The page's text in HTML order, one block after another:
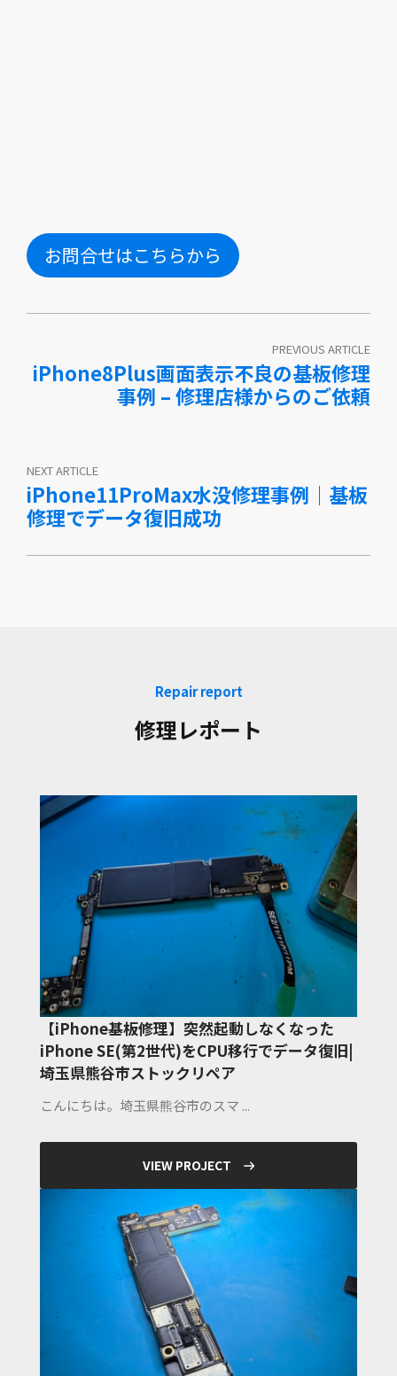
お問合せはこちらから
PREVIOUS ARTICLE
iPhone8Plus画面表示不良の基板修理
事例 – 修理店様からのご依頼
NEXT ARTICLE
iPhone11ProMax水没修理事例｜基板
修理でデータ復旧成功
Repair report
修理レポート
【iPhone基板修理】突然起動しなくなった
iPhone SE(第2世代)をCPU移行でデータ復旧|
埼玉県熊谷市ストックリペア
こんにちは。埼玉県熊谷市のスマ ...
VIEW PROJECT